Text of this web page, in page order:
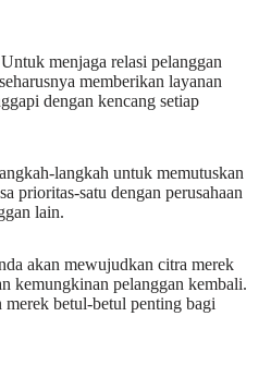
menjaga relasi pelanggan
memberikan layanan
dengan kencang setiap
langkah untuk memutuskan
prioritas-satu dengan perusahaan
lain.
akan mewujudkan citra merek
kemungkinan pelanggan kembali.
betul-betul penting bagi